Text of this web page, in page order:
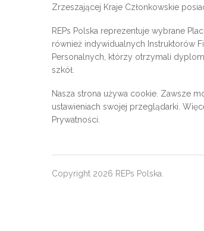
Zrzeszającej Kraje Członkowskie
REPs Polska reprezentuje wybrane
również indywidualnych Instruktorów
Personalnych, którzy otrzymali
szkół.
Nasza strona używa cookie. Zawsze
ustawieniach swojej przeglądarki.
Prywatności
Copyright 2026 REPs Polska.